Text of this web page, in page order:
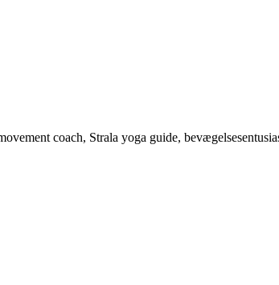
coach, Strala yoga guide,